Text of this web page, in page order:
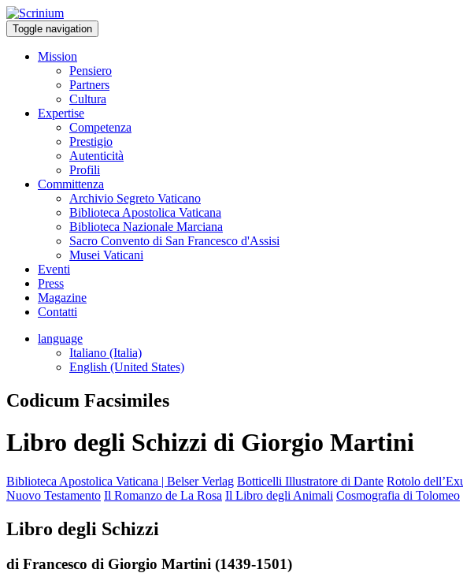
Toggle navigation
Mission
Pensiero
Partners
Cultura
Expertise
Competenza
Prestigio
Autenticità
Profili
Committenza
Archivio Segreto Vaticano
Biblioteca Apostolica Vaticana
Biblioteca Nazionale Marciana
Sacro Convento di San Francesco d'Assisi
Musei Vaticani
Eventi
Press
Magazine
Contatti
language
Italiano (Italia)
English (United States)
Codicum Facsimiles
Libro degli Schizzi di Giorgio Martini
Biblioteca Apostolica Vaticana | Belser Verlag Botticelli Illustratore di Dante Rotolo
Nuovo Testamento Il Romanzo de La Rosa Il Libro degli Animali Cosmografia di Tolomeo
Libro degli Schizzi
di Francesco di Giorgio Martini (1439-1501)